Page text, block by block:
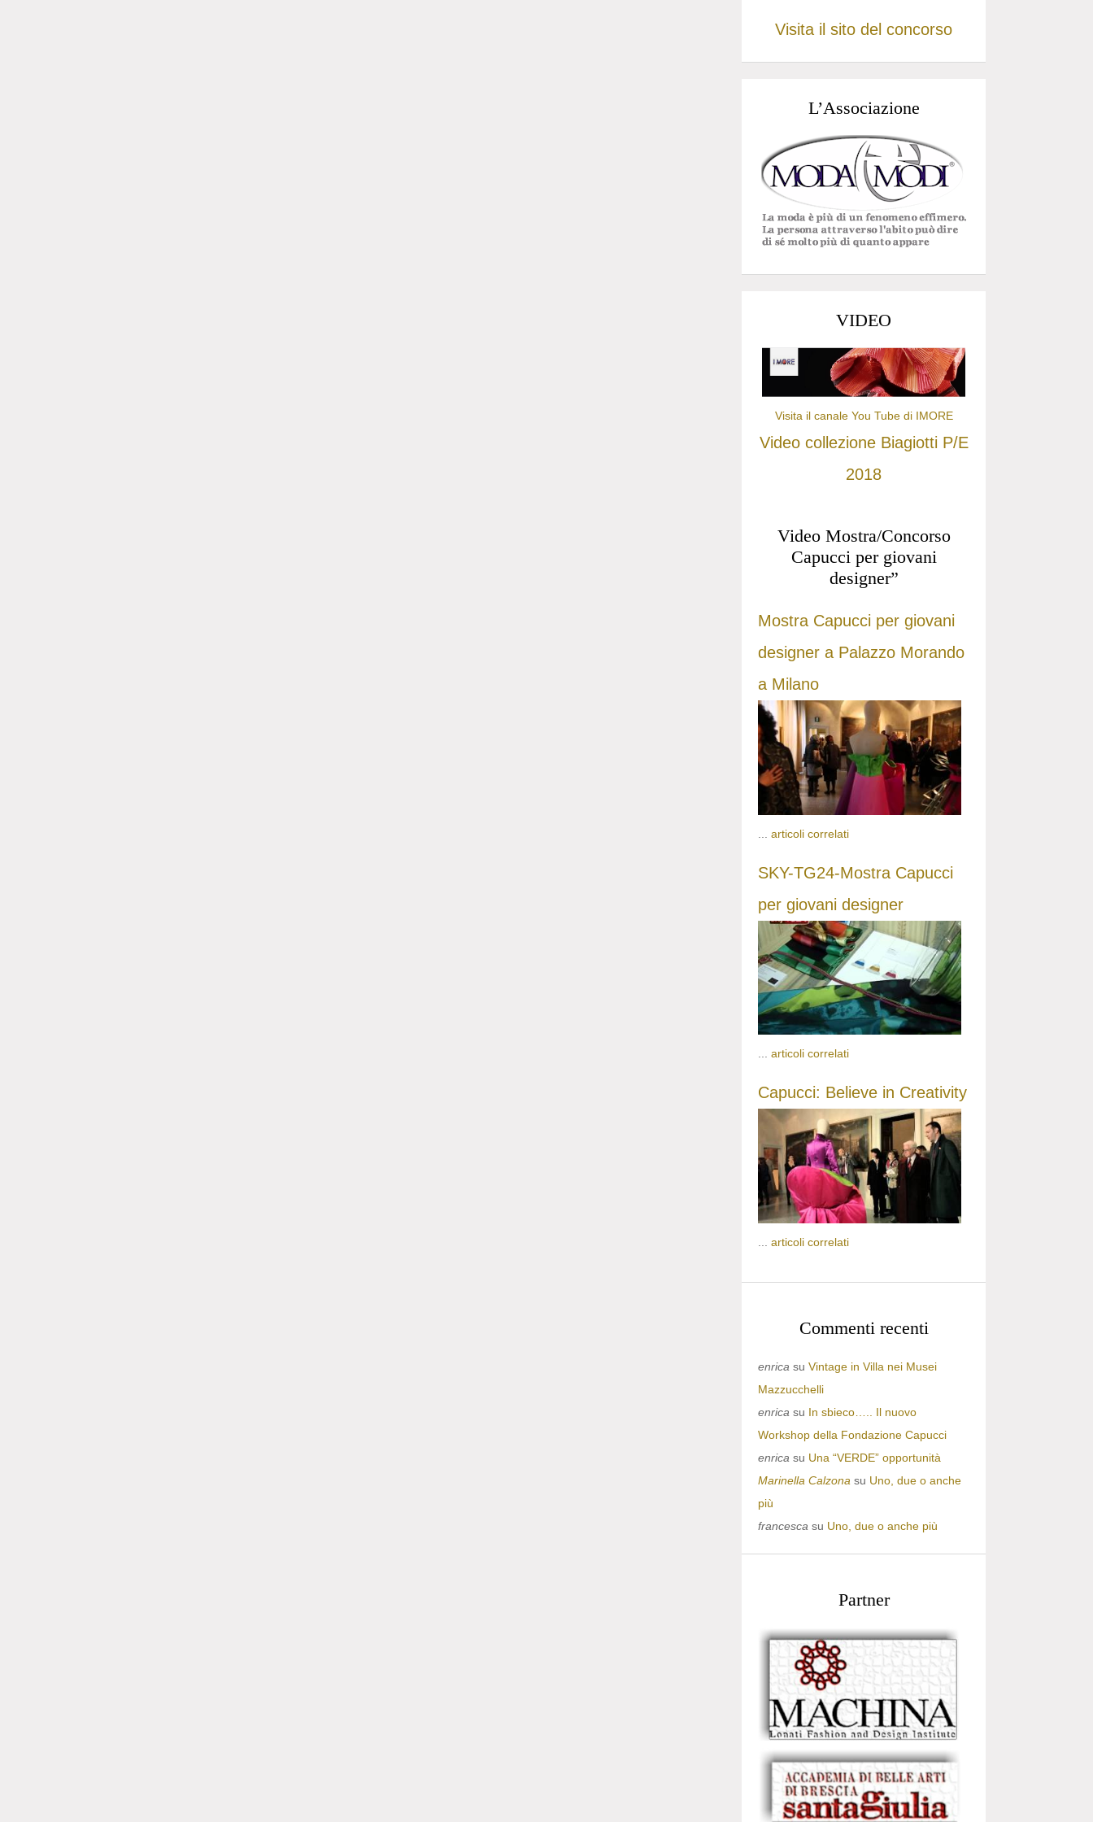
Visita il sito del concorso
L’Associazione
VIDEO
Visita il canale You Tube di IMORE
Video collezione Biagiotti P/E
2018
Video Mostra/Concorso
Capucci per giovani
designer”
Mostra Capucci per giovani
designer a Palazzo Morando
a Milano
articoli correlati
SKY-TG24-Mostra Capucci
per giovani designer
... articoli correlati
Capucci: Believe in Creativity
articoli correlati
Commenti recenti
enrica su Vintage in Villa nei Musei
Mazzucchelli
enrica su In sbieco….. Il nuovo
Workshop della Fondazione Capucci
enrica su Una “VERDE” opportunità
Marinella Calzona su Uno, due o anche
più
francesca su Uno, due o anche più
Partner